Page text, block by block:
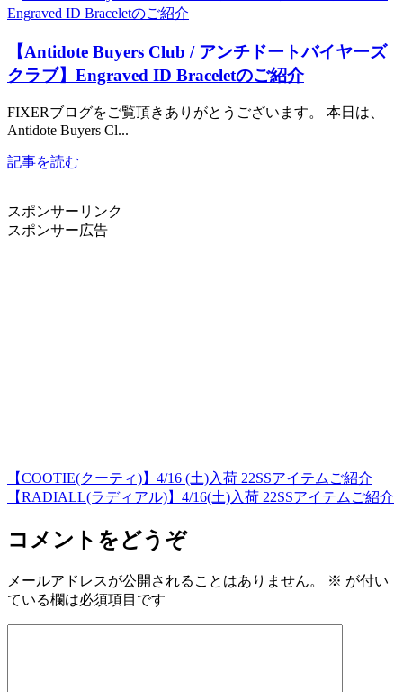
【Antidote Buyers Club / アンチドートバイヤーズ
クラブ】Engraved ID Braceletのご紹介
FIXERブログをご覧頂きありがとうございます。 本日は、
Antidote Buyers Cl...
記事を読む
スポンサーリンク
スポンサー広告
【COOTIE(クーティ)】4/16 (土)入荷 22SSアイテムご紹介
【RADIALL(ラディアル)】4/16(土)入荷 22SSアイテムご紹介
コメントをどうぞ
メールアドレスが公開されることはありません。 ※ が付い
ている欄は必須項目です